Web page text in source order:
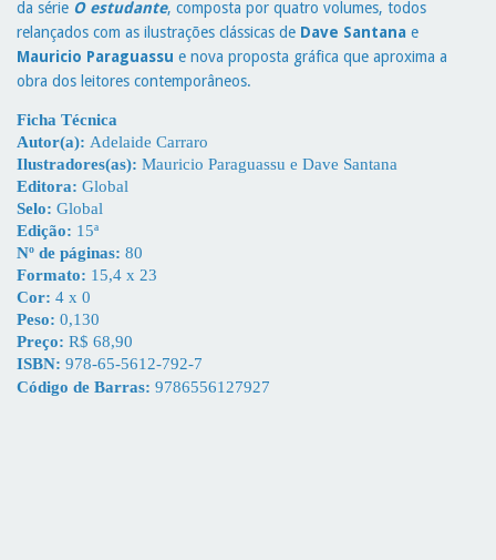
da série O estudante, composta por quatro volumes, todos
relançados com as ilustrações clássicas de Dave Santana e
Mauricio Paraguassu e nova proposta gráfica que aproxima a
obra dos leitores contemporâneos.
Ficha Técnica
Autor(a): Adelaide Carraro
Ilustradores(as): Mauricio Paraguassu e Dave Santana
Editora: Global
Selo: Global
Edição: 15ª
Nº de páginas: 80
Formato: 15,4 x 23
Cor: 4 x 0
Peso: 0,130
Preço: R$ 68,90
ISBN: 978-65-5612-792-7
Código de Barras: 9786556127927